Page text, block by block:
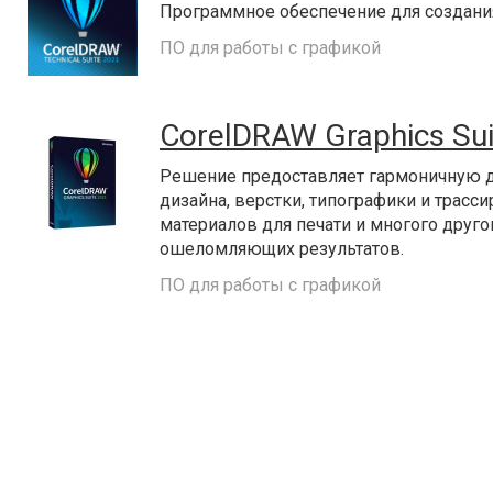
Программное обеспечение для
ПО для работы с графикой
CorelDRAW Graphics
Решение предоставляет гармоничную
дизайна, верстки, типографики и
материалов для печати и многого
ошеломляющих результатов.
ПО для работы с графикой